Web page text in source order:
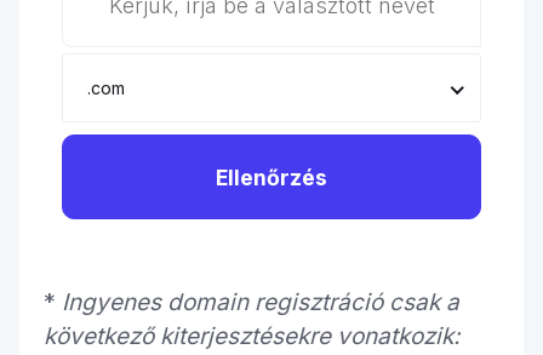
.com
Ellenőrzés
* Ingyenes domain regisztráció csak a
következő kiterjesztésekre vonatkozik: